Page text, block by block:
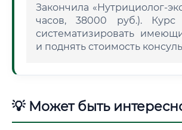
Закончила «Нутрициолог-
часов, 38000 руб.). Курс
систематизировать
и поднять стоимость
💡 Может быть